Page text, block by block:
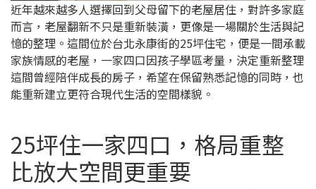
近年越來越多人選擇回到父母留下的老屋居住，對許多家庭
而言，老屋翻新不只是重新裝潢，更像是一場關於生活與記
憶的整理。這間位於台北永康街的25坪住宅，便是一間承載
家族情感的老屋，一家四口因孩子學區考量，決定重新整理
這間曾經陪伴成長的房子，希望在保留熟悉記憶的同時，也
能重新建立更符合現代生活的空間樣貌。
25坪住一家四口，格局重整
比放大空間更重要